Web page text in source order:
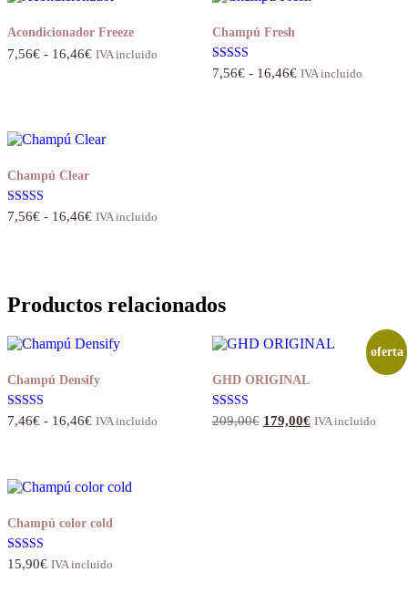
Acondicionador Freeze
7,56€ - 16,46€Rango
16,46€
IVA incluido
Champú Fresh
Valorado con
5.00
7,56€ - 16,46€Rango
IVA incluido
Champú Clear
Valorado con
5.00
7,56€ - 16,46€Rango
16,46€
IVA incluido
Productos relacionados
Champú Densify
Valorado con
5.00
7,46€ - 16,46€Rango
7,46€
IVA incluido
oferta
GHD ORIGINAL
Valorado con
5.00
209,00€ El
179,00€ElIVA incluido
Champú color cold
Valorado
con
15,90€ IVA incluido